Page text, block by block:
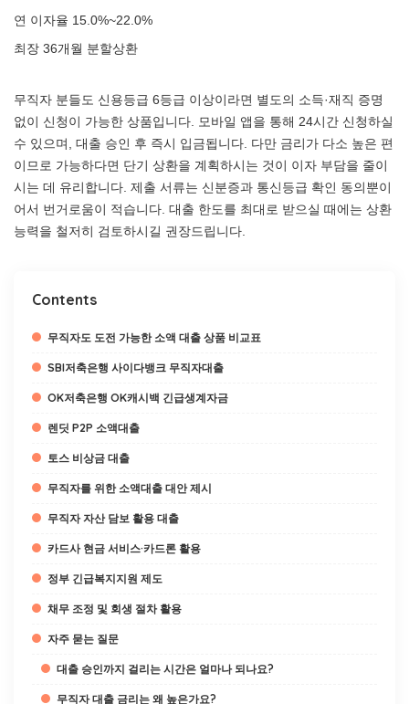
연 이자율 15.0%~22.0%
최장 36개월 분할상환
무직자 분들도 신용등급 6등급 이상이라면 별도의 소득·재직 증명
없이 신청이 가능한 상품입니다. 모바일 앱을 통해 24시간 신청하실
수 있으며, 대출 승인 후 즉시 입금됩니다. 다만 금리가 다소 높은 편
이므로 가능하다면 단기 상환을 계획하시는 것이 이자 부담을 줄이
시는 데 유리합니다. 제출 서류는 신분증과 통신등급 확인 동의뿐이
어서 번거로움이 적습니다. 대출 한도를 최대로 받으실 때에는 상환
능력을 철저히 검토하시길 권장드립니다.
Contents
무직자도 도전 가능한 소액 대출 상품 비교표
SBI저축은행 사이다뱅크 무직자대출
OK저축은행 OK캐시백 긴급생계자금
렌딧 P2P 소액대출
토스 비상금 대출
무직자를 위한 소액대출 대안 제시
무직자 자산 담보 활용 대출
카드사 현금 서비스·카드론 활용
정부 긴급복지지원 제도
채무 조정 및 회생 절차 활용
자주 묻는 질문
대출 승인까지 걸리는 시간은 얼마나 되나요?
무직자 대출 금리는 왜 높은가요?